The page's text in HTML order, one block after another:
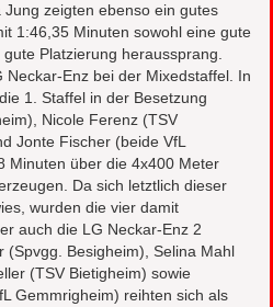
zeigten ebenso ein gutes
1:46,35 Minuten sowohl eine gute
Platzierung heraussprang.
Enz bei der Mixedstaffel. In
1. Staffel in der Besetzung
Nicole Ferenz (TSV
Jonte Fischer (beide VfL
Minuten über die 4x400 Meter
Da sich letztlich dieser
wurden die vier damit
auch die LG Neckar-Enz 2
(Spvgg. Besigheim), Selina Mahl
(TSV Bietigheim) sowie
Gemmrigheim) reihten sich als